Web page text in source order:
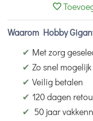
Waarom Hobby
✔ Met zorg
✔ Zo snel
✔ Veilig betalen
✔ 120 dagen
✔ 50 jaar